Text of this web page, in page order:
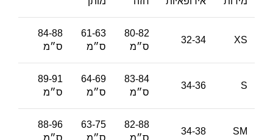
XS
32-34
80-82
ס״מ
61-63
ס״מ
84-88
ס״מ
S
34-36
83-84
ס״מ
64-69
ס״מ
89-91
ס״מ
SM
34-38
82-88
63-75
88-96